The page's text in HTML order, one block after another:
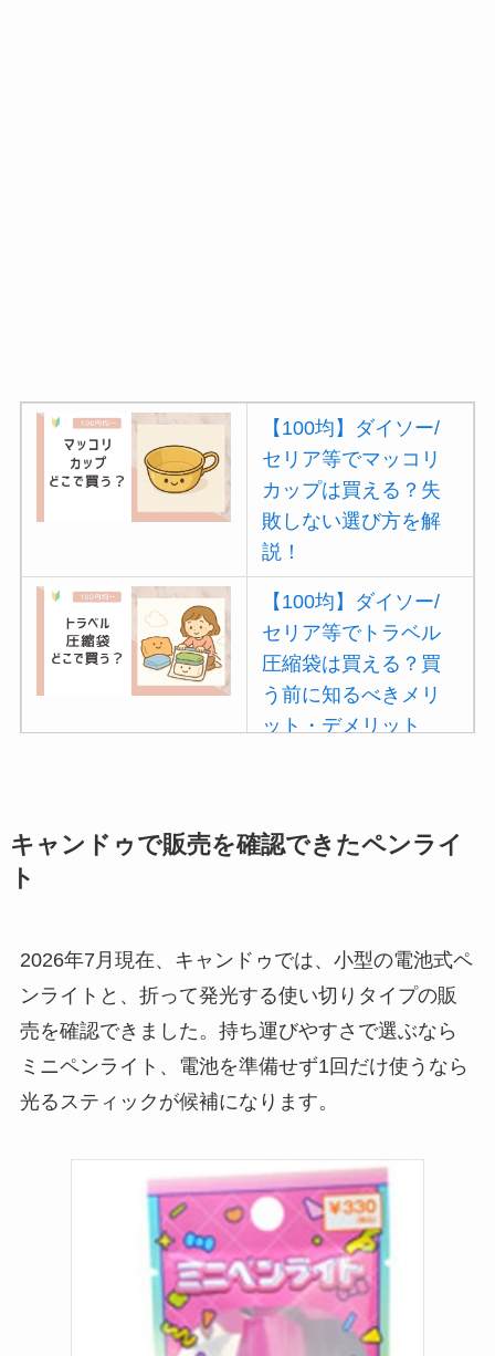
【100均】ダイソー/
セリア等でマッコリ
カップは買える？失
敗しない選び方を解
説！
【100均】ダイソー/
セリア等でトラベル
圧縮袋は買える？買
う前に知るべきメリ
ット・デメリット
セリア等でポイズン
【100均】ダイソー/
セリア等でフロアラ
バーほうきは買え
る？選び方＆使い方
を徹底ガイド！
【100均】ダイソー/
セリア等でハンディ
ファンカバーは買え
る？おすすめ素材＆
選び方ガイド！
【100均】ダイソー/
キャンドゥで販売を確認できたペンライ
ト
2026年7月現在、キャンドゥでは、小型の電池式ペ
ンライトと、折って発光する使い切りタイプの販
売を確認できました。持ち運びやすさで選ぶなら
ミニペンライト、電池を準備せず1回だけ使うなら
光るスティックが候補になります。